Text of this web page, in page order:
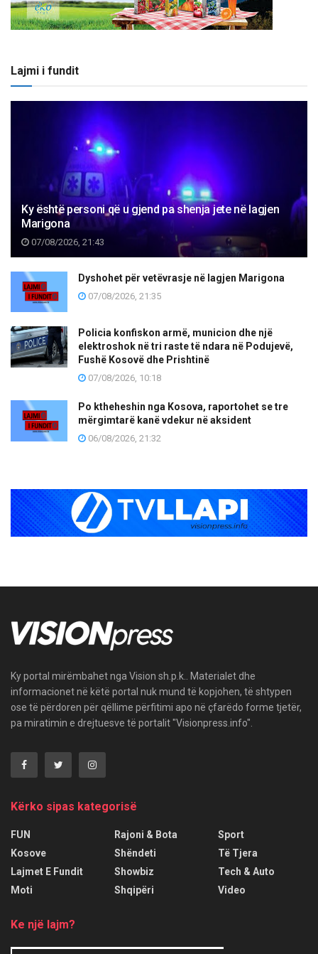
Lajmi i fundit
Ky është personi që u gjend pa shenja jete në lagjen
Marigona
07/08/2026, 21:43
Dyshohet për vetëvrasje në lagjen Marigona
07/08/2026, 21:35
Policia konfiskon armë, municion dhe një
elektroshok në tri raste të ndara në Podujevë,
Fushë Kosovë dhe Prishtinë
07/08/2026, 10:18
Po ktheheshin nga Kosova, raportohet se tre
mërgimtarë kanë vdekur në aksident
06/08/2026, 21:32
Ky portal mirëmbahet nga Vision sh.p.k.. Materialet dhe
informacionet në këtë portal nuk mund të kopjohen, të shtypen
ose të përdoren për qëllime përfitimi apo në çfarëdo forme tjetër,
pa miratimin e drejtuesve të portalit "Visionpress.info".
Kërko sipas kategorisë
FUN
Kosove
Lajmet E Fundit
Moti
Rajoni & Bota
Shëndeti
Showbiz
Shqipëri
Sport
Të Tjera
Tech & Auto
Video
Ke një lajm?